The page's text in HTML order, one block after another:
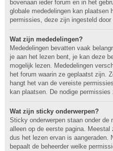
bovenaan ieder forum en in het
globale mededelingen kan plaatsen
permissies, deze zijn ingesteld door
Wat zijn mededelingen?
Mededelingen bevatten vaak
je aan het lezen bent, je kan deze
mogelijk lezen. Mededelingen
het forum waarin ze geplaatst zijn.
hangt het van de vereiste
kan plaatsen. De nodige permissies
Wat zijn sticky onderwerpen?
Sticky onderwerpen staan onder de
alleen op de eerste pagina.
dus het lezen ervan is aangeraden.
bepaalt de beheerder welke